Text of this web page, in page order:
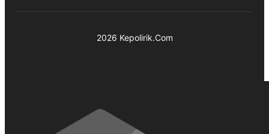
2026 Kepolirik.Com